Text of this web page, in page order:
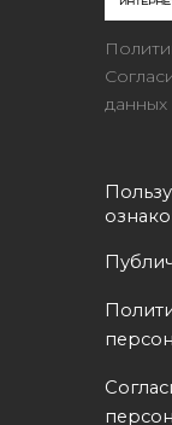
данных